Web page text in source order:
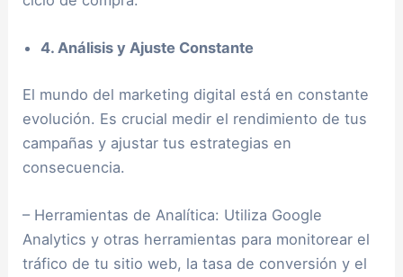
4. Análisis y Ajuste Constante
El mundo del marketing digital está en constante
evolución. Es crucial medir el rendimiento de tus
campañas y ajustar tus estrategias en
consecuencia.
– Herramientas de Analítica: Utiliza Google
Analytics y otras herramientas para monitorear el
tráfico de tu sitio web, la tasa de conversión y el